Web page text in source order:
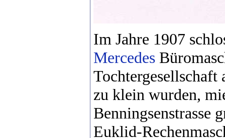
Im Jahre 1907
Mercedes
Tochtergesellschaft
zu klein wurden,
Benningsenstrasse
Euklid-